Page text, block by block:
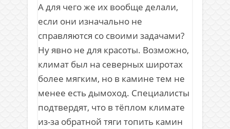
А для чего же их вообще делали,
если они изначально не
справляются со своими задачами?
Ну явно не для красоты. Возможно,
климат был на северных широтах
более мягким, но в камине тем не
менее есть дымоход. Специалисты
подтвердят, что в тёплом климате
из-за обратной тяги топить камин